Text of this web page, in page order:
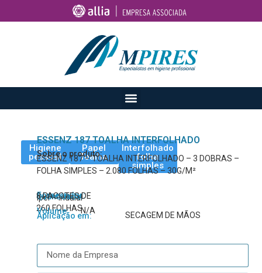
Higiene
pessoal
Papel
Toalha
Interfolhado
folha
simples
ESSENZ 187 TOALHA INTERFOLHADO
Sobre o produto:
ESSENZ 187 – TOALHA INTERFOLHADO – 3 DOBRAS –
FOLHA SIMPLES – 2.080 FOLHAS – 30G/M²
Fornecedor:
Ipel – Indaial
Quantidade:
8 PACOTES DE
260 FOLHAS
Volume: N/A
Aplicação em: SECAGEM DE MÃOS